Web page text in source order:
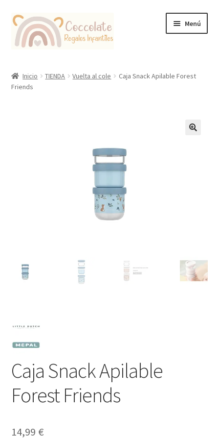
Ir
la
Ir
contenido
Menú
Coccolate Puericultura y Juguetería Educativa
Inicio TIENDA Vuelta al cole
Caja Snack Apilable Forest
Friends
Caja Snack Apilable
Forest Friends
14,99 €